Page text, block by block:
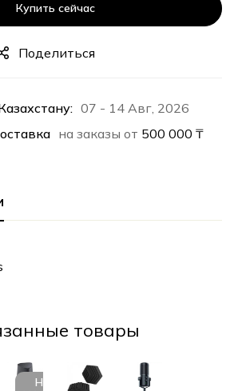
Купить сейчас
Поделиться
07 - 14 Авг, 2026
на заказы от 500 000 ₸
товары
НЕТ В